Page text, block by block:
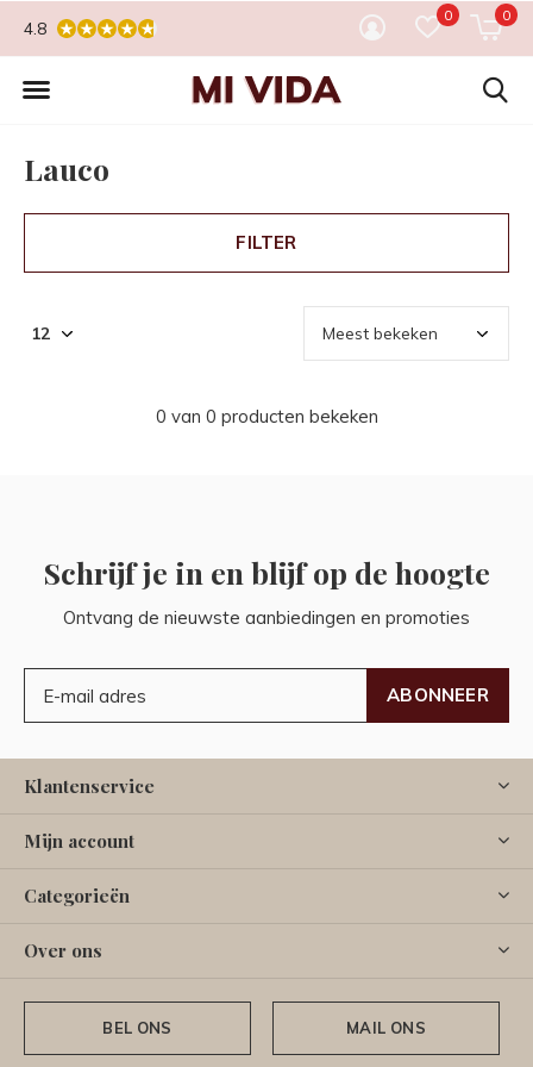
0 0
4.8
Lauco
FILTER
0 van 0 producten bekeken
Schrijf je in en blijf op de hoogte
Ontvang de nieuwste aanbiedingen en promoties
ABONNEER
Klantenservice
Mijn account
Categorieën
Over ons
BEL ONS MAIL ONS